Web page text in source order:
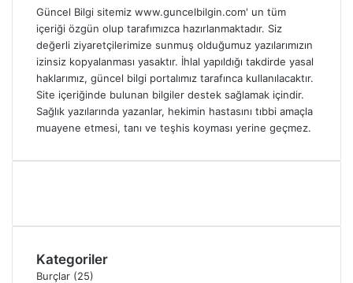
Güncel Bilgi sitemiz www.guncelbilgin.com' un tüm
içeriği özgün olup tarafımızca hazırlanmaktadır. Siz
değerli ziyaretçilerimize sunmuş olduğumuz yazılarımızın
izinsiz kopyalanması yasaktır. İhlal yapıldığı takdirde yasal
haklarımız, güncel bilgi portalımız tarafınca kullanılacaktır.
Site içeriğinde bulunan bilgiler destek sağlamak içindir.
Sağlık yazılarında yazanlar, hekimin hastasını tıbbi amaçla
muayene etmesi, tanı ve teşhis koyması yerine geçmez.
Kategoriler
Burçlar (25)